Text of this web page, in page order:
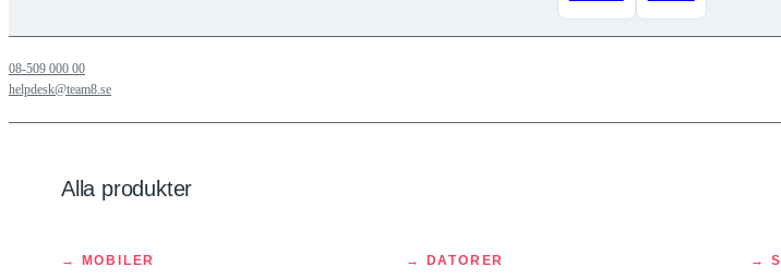
08-509 000 00
helpdesk@team8.se
Alla produkter
→ MOBILER → DATORER →